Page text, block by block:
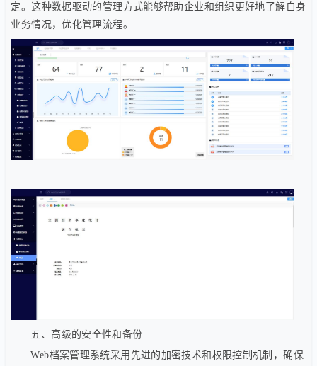
定。这种数据驱动的管理方式能够帮助企业和组织更好地了解自身
业务情况，优化管理流程。
五、高级的安全性和备份
Web档案管理系统采用先进的加密技术和权限控制机制，确保